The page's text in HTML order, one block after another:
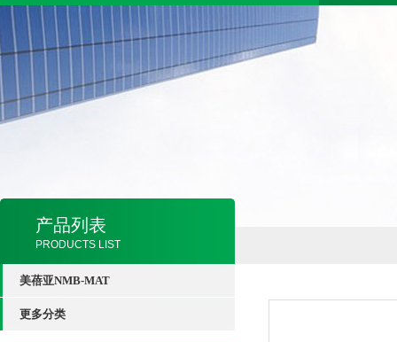
产品列表
PRODUCTS LIST
美蓓亚NMB-MAT
更多分类